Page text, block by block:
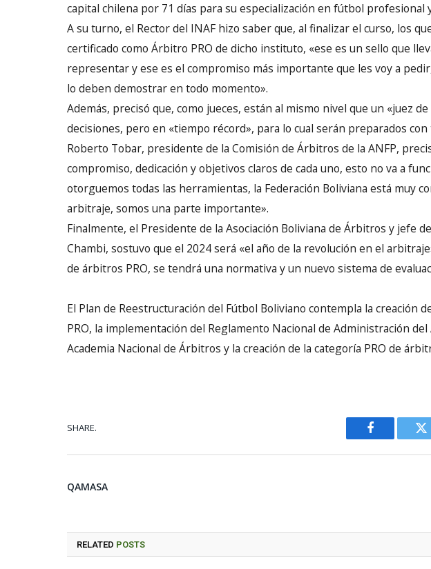
capital chilena por 71 días para su especialización en fútbol profesional
A su turno, el Rector del INAF hizo saber que, al finalizar el curso, los
certificado como Árbitro PRO de dicho instituto, «ese es un sello que
representar y ese es el compromiso más importante que les voy a
lo deben demostrar en todo momento».
Además, precisó que, como jueces, están al mismo nivel que un «juez
decisiones, pero en «tiempo récord», para lo cual serán preparados
Roberto Tobar, presidente de la Comisión de Árbitros de la ANFP,
compromiso, dedicación y objetivos claros de cada uno, esto no va a
otorguemos todas las herramientas, la Federación Boliviana está muy
arbitraje, somos una parte importante».
Finalmente, el Presidente de la Asociación Boliviana de Árbitros y jefe
Chambi, sostuvo que el 2024 será «el año de la revolución en el
de árbitros PRO, se tendrá una normativa y un nuevo sistema de
El Plan de Reestructuración del Fútbol Boliviano contempla la creación
PRO, la implementación del Reglamento Nacional de Administración
Academia Nacional de Árbitros y la creación de la categoría PRO de
SHARE.
Facebook
QAMASA
RELATED POSTS